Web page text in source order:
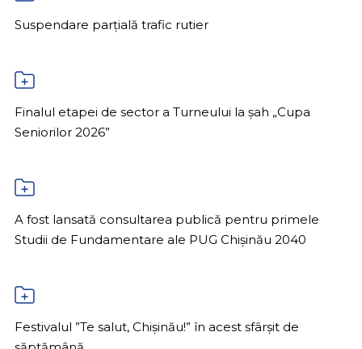
Suspendare parțială trafic rutier
Finalul etapei de sector a Turneului la șah „Cupa
Seniorilor 2026”
A fost lansată consultarea publică pentru primele
Studii de Fundamentare ale PUG Chișinău 2040
Festivalul ”Te salut, Chișinău!” în acest sfârșit de